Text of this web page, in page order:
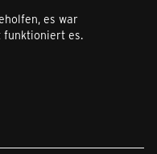
es war
funktioniert es.